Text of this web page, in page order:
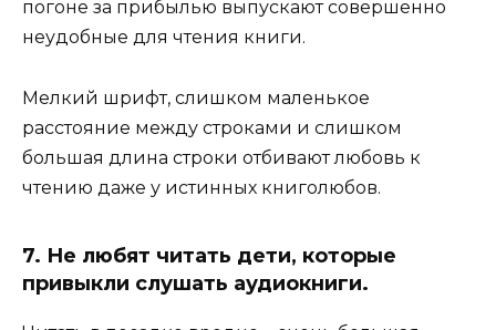
погоне за прибылью выпускают совершенно
неудобные для чтения книги.
Мелкий шрифт, слишком маленькое
расстояние между строками и слишком
большая длина строки отбивают любовь к
чтению даже у истинных книголюбов.
7. Не любят читать дети, которые
привыкли слушать аудиокниги.